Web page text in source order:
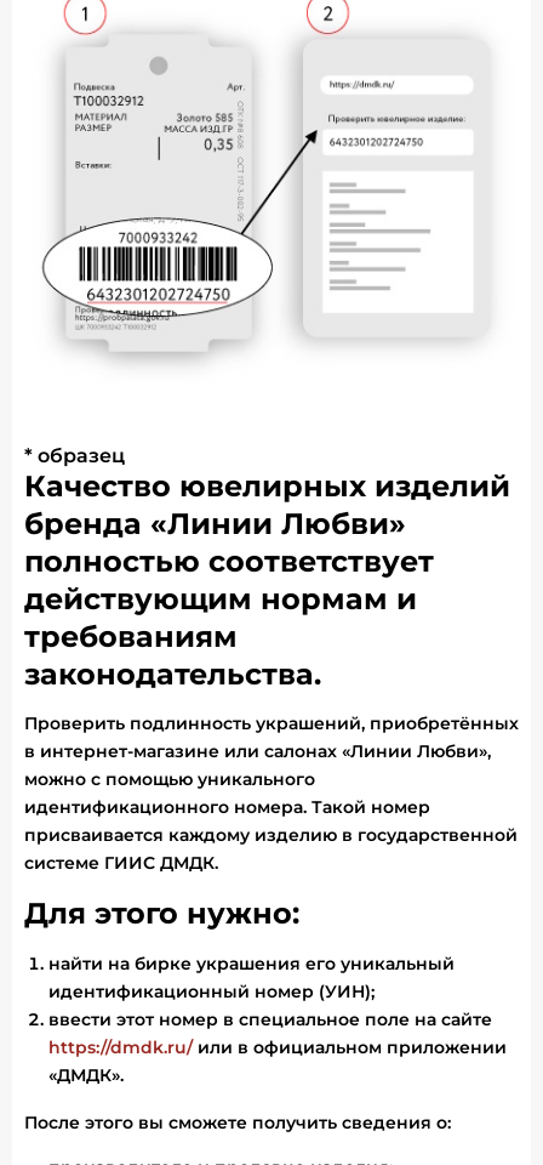
* образец
Качество ювелирных изделий
бренда «Линии Любви»
полностью соответствует
действующим нормам и
требованиям
законодательства.
Проверить подлинность украшений, приобретённых
в интернет-магазине или салонах «Линии Любви»,
можно с помощью уникального
идентификационного номера. Такой номер
присваивается каждому изделию в государственной
системе ГИИС ДМДК.
Для этого нужно:
найти на бирке украшения его уникальный
идентификационный номер (УИН);
ввести этот номер в специальное поле на сайте
https://dmdk.ru/или в официальном приложении
«ДМДК».
После этого вы сможете получить сведения о: